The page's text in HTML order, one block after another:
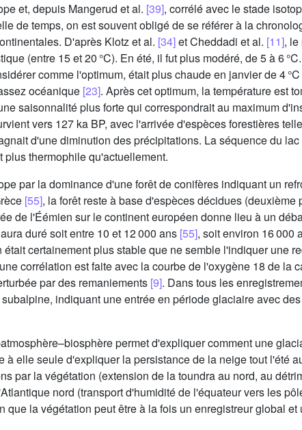
et, depuis Mangerud et al. [39], corrélé avec le stade
de temps, on est souvent obligé de se référer à la
D'après Klotz et al. [34]et Cheddadi et al. [11],
(entre 15 et 20 °C). En été, il fut plus modéré, de 5 à 6
comme l'optimum, était plus chaude en janvier de 4
océanique [23]. Après cet optimum, la température est
saisonnalité plus forte qui correspondrait au maximum
vers 127 ka BP, avec l'arrivée d'espèces forestières
d'une diminution des précipitations. La séquence du
thermophile qu'actuellement.
par la dominance d'une forêt de conifères indiquant un
[55], la forêt reste à base d'espèces décidues
de l'Éémien sur le continent européen donne lieu à un
duré soit entre 10 et 12 000 ans [55], soit environ 16 000
certainement plus stable que ne semble l'indiquer une
corrélation est faite avec la courbe de l'oxygène 18 de la
par des remaniements [9]. Dans tous les
indiquant une entrée en période glaciaire avec
permet d'expliquer comment une
elle seule d'expliquer la persistance de la neige tout l'été
par la végétation (extension de la toundra au nord, au
nord (transport d'humidité de l'équateur vers les
la végétation peut être à la fois un enregistreur global et